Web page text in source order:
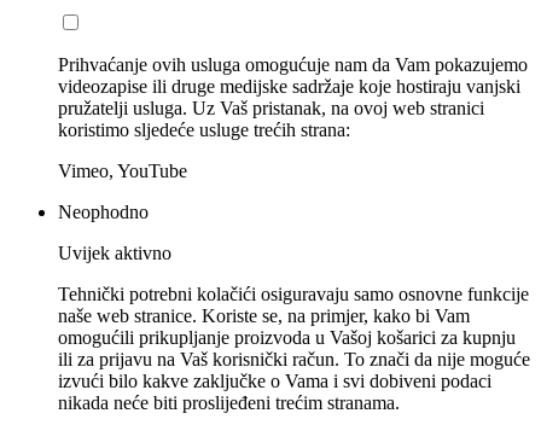
Prihvaćanje ovih usluga omogućuje nam da Vam pokazujemo
videozapise ili druge medijske sadržaje koje hostiraju vanjski
pružatelji usluga. Uz Vaš pristanak, na ovoj web stranici
koristimo sljedeće usluge trećih strana:
Vimeo, YouTube
Neophodno
Uvijek aktivno
Tehnički potrebni kolačići osiguravaju samo osnovne funkcije
naše web stranice. Koriste se, na primjer, kako bi Vam
omogućili prikupljanje proizvoda u Vašoj košarici za kupnju
ili za prijavu na Vaš korisnički račun. To znači da nije moguće
izvući bilo kakve zaključke o Vama i svi dobiveni podaci
nikada neće biti proslijeđeni trećim stranama.